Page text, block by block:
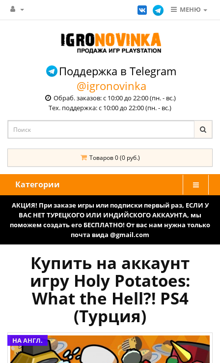
МЕНЮ
Поддержка в Telegram
@igronovinka
Обраб. заказов: с 10:00 до 22:00 (пн. - вс.)
Тех. поддержка: с 10:00 до 22:00 (пн. - вс.)
Товаров 0 (0 руб.)
Категории
АКЦИЯ! При заказе игры или подписки первый раз, ЕСЛИ У
ВАС НЕТ ТУРЕЦКОГО ИЛИ ИНДИЙСКОГО АККАУНТА, мы
поможем создать его БЕСПЛАТНО! От вас нам нужна только
почта вида @gmail.com
Купить на аккаунт
игру Holy Potatoes:
What the Hell?! PS4
(Турция)
НА АНГЛ.